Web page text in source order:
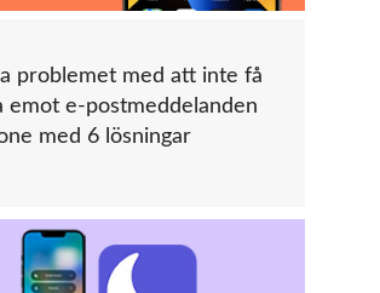
problemet med att inte få
emot e-postmeddelanden
med 6 lösningar